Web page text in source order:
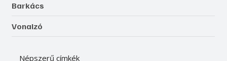
Barkács
Vonalzó
Népszerű címkék